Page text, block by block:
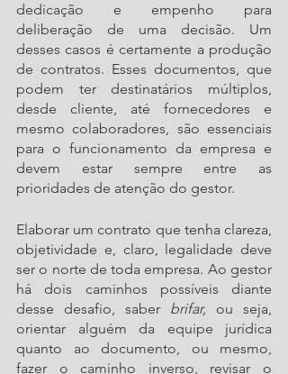
dedicação e empenho para
deliberação de uma decisão. Um
desses casos é certamente a produção
de contratos. Esses documentos, que
podem ter destinatários múltiplos,
desde cliente, até fornecedores e
mesmo colaboradores, são essenciais
para o funcionamento da empresa e
devem estar sempre entre as
prioridades de atenção do gestor.
Elaborar um contrato que tenha clareza,
objetividade e, claro, legalidade deve
ser o norte de toda empresa. Ao gestor
há dois caminhos possíveis diante
desse desafio, saber brifar, ou seja,
orientar alguém da equipe jurídica
quanto ao documento, ou mesmo,
fazer o caminho inverso, revisar o